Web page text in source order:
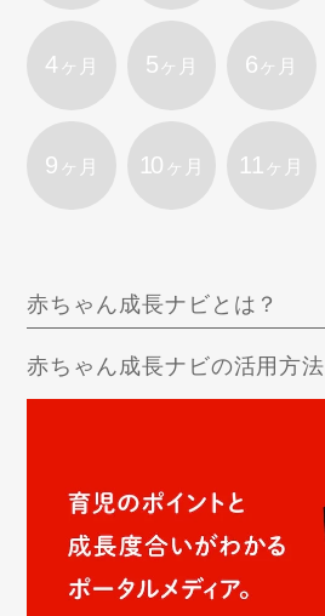
4 ヶ月 5 ヶ月 6 ヶ月
9 ヶ月 10 ヶ月 11 ヶ月
赤ちゃん成長ナビとは？
赤ちゃん成長ナビの活用方法